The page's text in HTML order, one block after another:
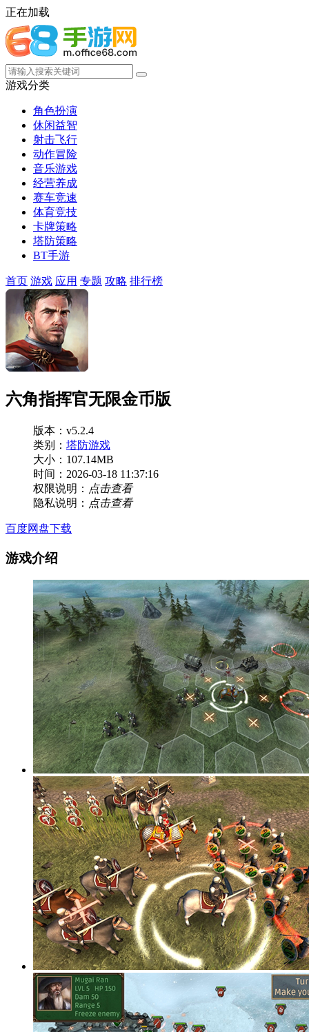
正在加载
游戏分类
角色扮演
休闲益智
射击飞行
动作冒险
音乐游戏
经营养成
赛车竞速
体育竞技
卡牌策略
塔防策略
BT手游
首页 游戏 应用 专题 攻略 排行榜
六角指挥官无限金币版
版本：v5.2.4
类别： 塔防游戏
大小：107.14MB
时间：2026-03-18 11:37:16
权限说明： 点击查看
隐私说明： 点击查看
百度网盘下载
游戏介绍